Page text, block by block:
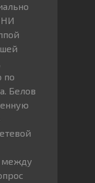
по
Белов
между